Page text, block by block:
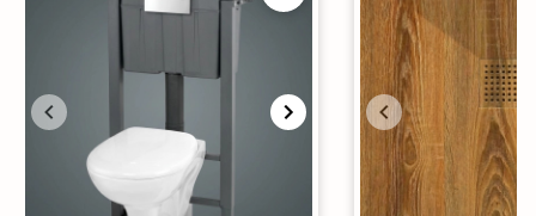
Origine Espagne
Catégories Parois et Portes de Douche